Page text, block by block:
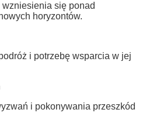
się ponad
horyzontów.
i potrzebę wsparcia w jej
i pokonywania przeszkód